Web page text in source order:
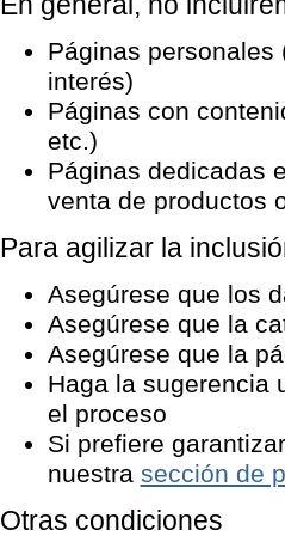
Páginas personales
interés)
Páginas con
etc.)
Páginas dedicadas
venta de productos
Para agilizar la
Asegúrese que los
Asegúrese que la
Asegúrese que la
Haga la sugerencia
el proceso
Si prefiere
nuestra sección de
Otras condiciones